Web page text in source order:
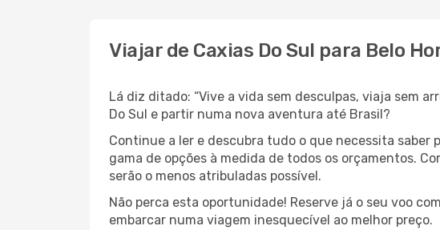
Viajar de Caxias Do Sul para Belo
Lá diz ditado: “Vive a vida sem desculpas, viaja sem
Do Sul e partir numa nova aventura até Brasil?
Continue a ler e descubra tudo o que necessita saber
gama de opções à medida de todos os orçamentos.
serão o menos atribuladas possível.
Não perca esta oportunidade! Reserve já o seu voo
embarcar numa viagem inesquecível ao melhor preço.